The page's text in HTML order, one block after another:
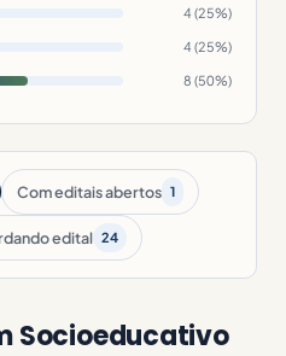
4 (25%)
4 (25%)
8 (50%)
Com editais abertos 1
edital 24
Socioeducativo